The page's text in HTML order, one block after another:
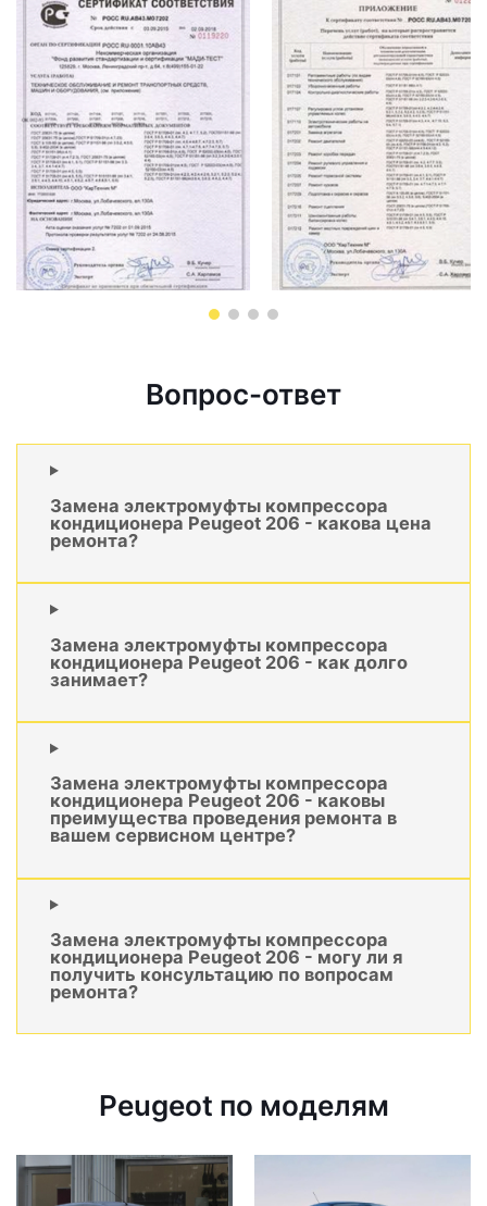
Вопрос-ответ
Замена электромуфты компрессора
кондиционера Peugeot 206 - какова цена
ремонта?
Замена электромуфты компрессора
кондиционера Peugeot 206 - как долго
занимает?
Замена электромуфты компрессора
кондиционера Peugeot 206 - каковы
преимущества проведения ремонта в
вашем сервисном центре?
Замена электромуфты компрессора
кондиционера Peugeot 206 - могу ли я
получить консультацию по вопросам
ремонта?
Peugeot по моделям